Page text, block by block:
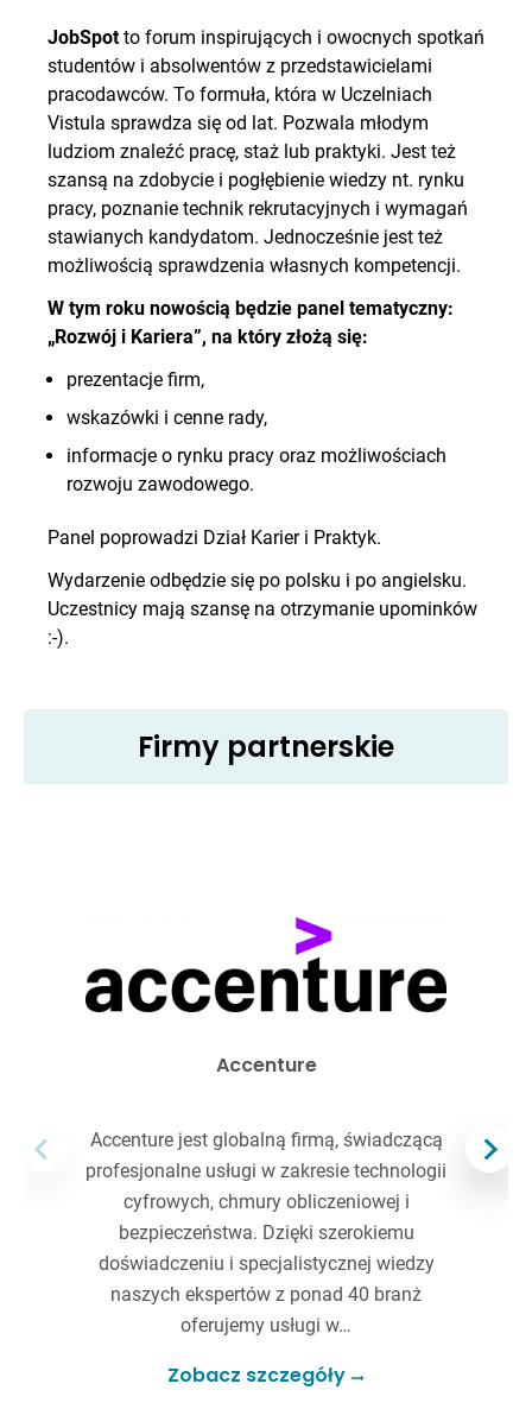
JobSpotto forum inspirujących i owocnych spotkań
studentów i absolwentów z przedstawicielami
pracodawców. To formuła, która w Uczelniach
Vistula sprawdza się od lat. Pozwala młodym
ludziom znaleźć pracę, staż lub praktyki. Jest też
szansą na zdobycie i pogłębienie wiedzy nt. rynku
pracy, poznanie technik rekrutacyjnych i wymagań
stawianych kandydatom. Jednocześnie jest też
możliwością sprawdzenia własnych kompetencji.
W tym roku nowością będzie panel tematyczny:
„Rozwój i Kariera”, na który złożą się:
prezentacje firm,
wskazówki i cenne rady,
informacje o rynku pracy oraz możliwościach
rozwoju zawodowego.
Panel poprowadzi Dział Karier i Praktyk.
Wydarzenie odbędzie się po polsku i po angielsku.
Uczestnicy mają szansę na otrzymanie upominków
:-).
Firmy partnerskie
Accenture
Accenture jest globalną firmą, świadczącą
profesjonalne usługi w zakresie technologii
cyfrowych, chmury obliczeniowej i
bezpieczeństwa. Dzięki szerokiemu
doświadczeniu i specjalistycznej wiedzy
naszych ekspertów z ponad 40 branż
oferujemy usługi w…
Zobacz szczegóły